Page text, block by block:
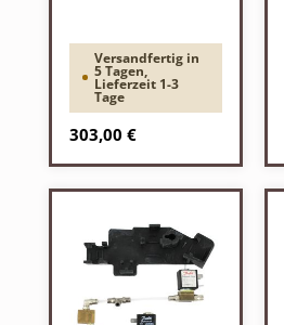
Versandfertig in
5 Tagen,
Lieferzeit 1-3
Tage
Regulärer Preis:
303,00 €